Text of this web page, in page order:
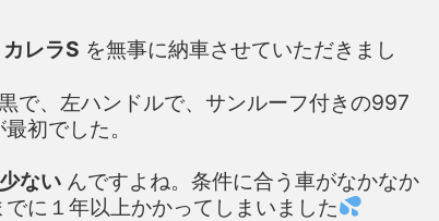
レラS を無事に納車させていただきまし
で、左ハンドルで、サンルーフ付きの997
初でした。
ない んですよね。条件に合う車がなかなか
に１年以上かかってしまいました